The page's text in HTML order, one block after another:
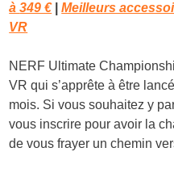
à349 € |Meilleurs
VR
NERF Ultimate
VR qui s’apprête à être
mois. Si vous souhaitez y
vous inscrire pour avoir la
de vous frayer un chemin